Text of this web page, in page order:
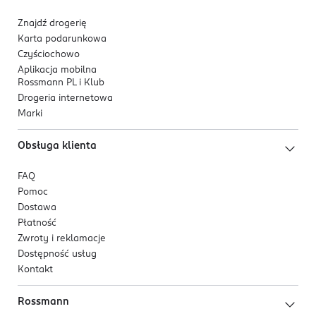
Znajdź drogerię
Karta podarunkowa
Czyściochowo
Aplikacja mobilna
Rossmann PL i Klub
Drogeria internetowa
Marki
Obsługa klienta
FAQ
Pomoc
Dostawa
Płatność
Zwroty i reklamacje
Dostępność usług
Kontakt
Rossmann